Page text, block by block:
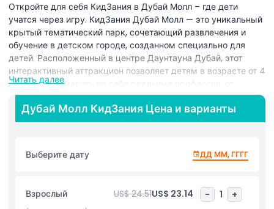
Откройте для себя КидЗания в Дубай Молл – где дети
учатся через игру. КидЗания Дубай Молл — это уникальный
крытый тематический парк, сочетающий развлечения и
обучение в детском городе, созданном специально для
детей. Расположенный в центре Даунтауна Дубай, этот
интерактивный аттракцион позволяет детям в возрасте от 4
до 16 лет примерить на себя реальные профессии, от
пилотов и врачей до банкиров и пожарных. С более чем 40
ролевыми играми дети получают практический опыт в
различных профессиях, что помогает им развивать
жизненные навыки. Каждое занятие разработано для
различных возрастных групп и уровней навыков, чтобы
социальные навыки. Во время работы и игры дети
зарабатывают кидЗо, официальную валюту КидЗании,
Читать далее
Дубай Молл КидЗания Цена и варианты
Выберите дату ДД ММ, ГГГГ
Взрослый US$ 24.51US$ 23.14 - 1 +